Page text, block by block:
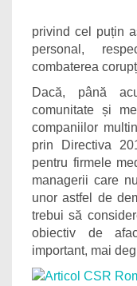
privind cel puțin
personal,
combaterea
Dacă, până
comunitate și
companiilor
prin Directiva
pentru firmele
managerii care
unor astfel de
trebui să
obiectiv de
important, mai